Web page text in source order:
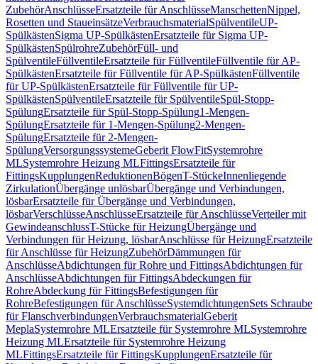
ZubehörAnschlüsseErsatzteile für AnschlüsseManschettenNippel,
Rosetten und StaueinsätzeVerbrauchsmaterialSpülventileUP-
SpülkästenSigma UP-SpülkästenErsatzteile für Sigma UP-
SpülkästenSpülrohreZubehörFüll- und
SpülventileFüllventileErsatzteile für FüllventileFüllventile für AP-
SpülkästenErsatzteile für Füllventile für AP-SpülkästenFüllventile
für UP-SpülkästenErsatzteile für Füllventile für UP-
SpülkästenSpülventileErsatzteile für SpülventileSpül-Stopp-
SpülungErsatzteile für Spül-Stopp-Spülung1-Mengen-
SpülungErsatzteile für 1-Mengen-Spülung2-Mengen-
SpülungErsatzteile für 2-Mengen-
SpülungVersorgungssystemeGeberit FlowFitSystemrohre
MLSystemrohre Heizung MLFittingsErsatzteile für
FittingsKupplungenReduktionenBögenT-StückeInnenliegende
ZirkulationÜbergänge unlösbarÜbergänge und Verbindungen,
lösbarErsatzteile für Übergänge und Verbindungen,
lösbarVerschlüsseAnschlüsseErsatzteile für AnschlüsseVerteiler mit
GewindeanschlussT-Stücke für HeizungÜbergänge und
Verbindungen für Heizung, lösbarAnschlüsse für HeizungErsatzteile
für Anschlüsse für HeizungZubehörDämmungen für
AnschlüsseAbdichtungen für Rohre und FittingsAbdichtungen für
AnschlüsseAbdichtungen für FittingsAbdeckungen für
RohreAbdeckung für FittingsBefestigungen für
RohreBefestigungen für AnschlüsseSystemdichtungenSets Schraube
für FlanschverbindungenVerbrauchsmaterialGeberit
MeplaSystemrohre MLErsatzteile für Systemrohre MLSystemrohre
Heizung MLErsatzteile für Systemrohre Heizung
MLFittingsErsatzteile für FittingsKupplungenErsatzteile für